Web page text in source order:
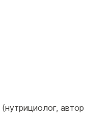
(нутрициолог, автор